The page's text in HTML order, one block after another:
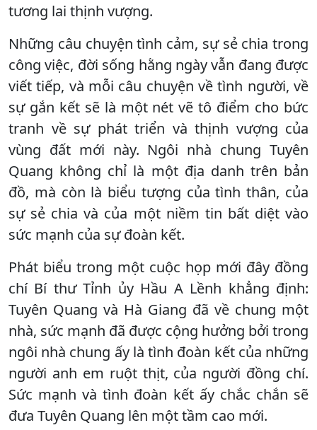
tương lai thịnh vượng.
Những câu chuyện tình cảm, sự sẻ chia trong
công việc, đời sống hằng ngày vẫn đang được
viết tiếp, và mỗi câu chuyện về tình người, về
sự gắn kết sẽ là một nét vẽ tô điểm cho bức
tranh về sự phát triển và thịnh vượng của
vùng đất mới này. Ngôi nhà chung Tuyên
Quang không chỉ là một địa danh trên bản
đồ, mà còn là biểu tượng của tình thân, của
sự sẻ chia và của một niềm tin bất diệt vào
sức mạnh của sự đoàn kết.
Phát biểu trong một cuộc họp mới đây đồng
chí Bí thư Tỉnh ủy Hầu A Lềnh khẳng định:
Tuyên Quang và Hà Giang đã về chung một
nhà, sức mạnh đã được cộng hưởng bởi trong
ngôi nhà chung ấy là tình đoàn kết của những
người anh em ruột thịt, của người đồng chí.
Sức mạnh và tình đoàn kết ấy chắc chắn sẽ
đưa Tuyên Quang lên một tầm cao mới.